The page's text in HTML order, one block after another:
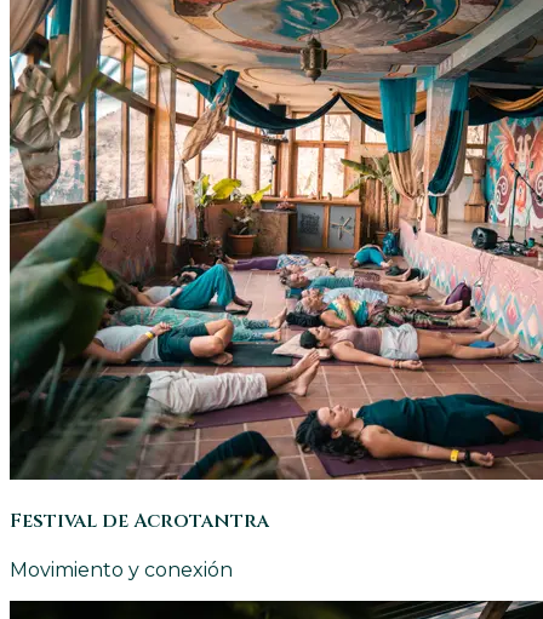
Festival de Acrotantra
Movimiento y conexión